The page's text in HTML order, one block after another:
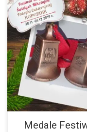
Witajcie, Dziś do nas
Mikołajów Fabryki
ukończy bieg. Tradycyjnie
Medale